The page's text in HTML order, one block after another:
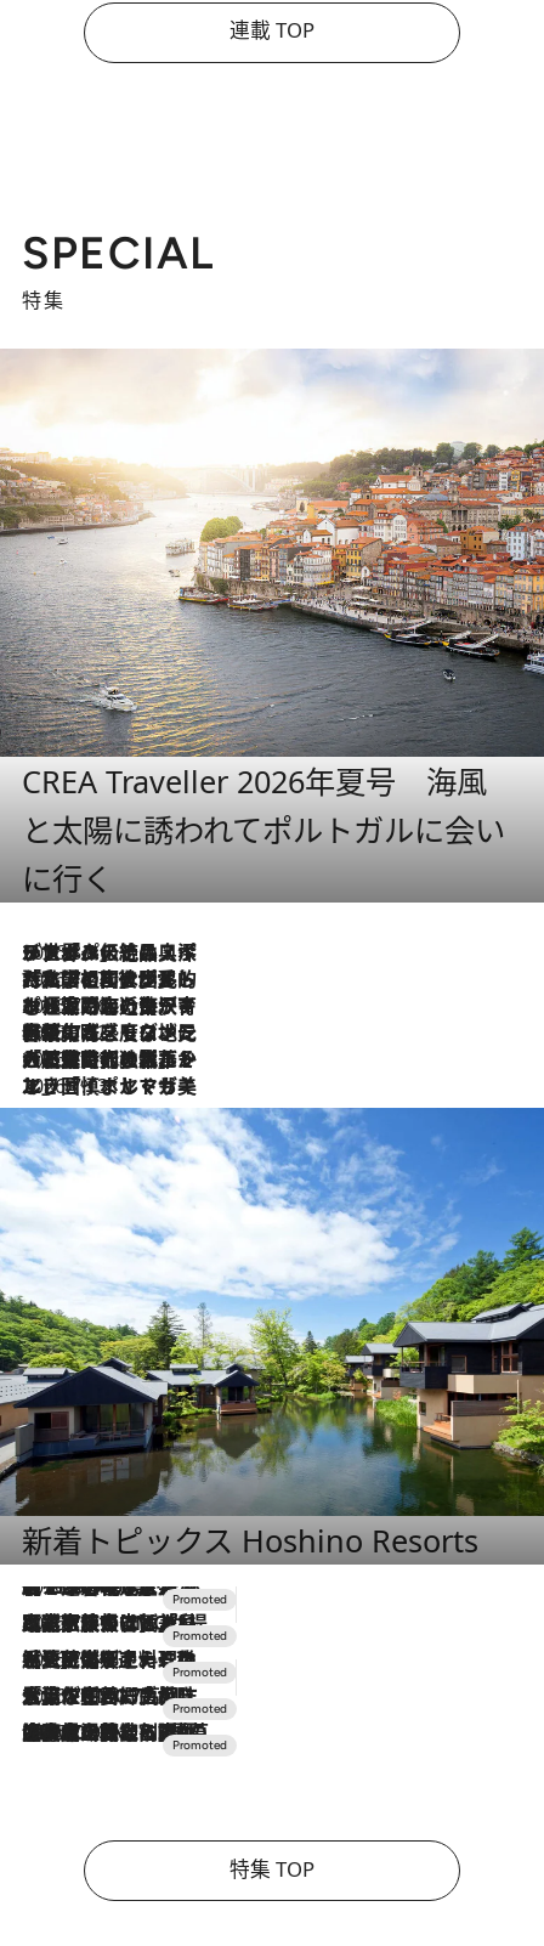
連載 TOP
SPECIAL
特集
CREA Traveller 2026年夏号 海風
と太陽に誘われてポルトガルに会い
に行く
2026.8.8
リスボンの絶品スイーツ「パステル・デ・ナタ」とは？ポルトガル伝統の奥深い世界へ
2026.7.27
「私の祖国はポルトガル語です」国民的詩人フェルナンド・ペソアと、彼が愛した文学の街を歩く
2026.7.26
ポルトガル近海が育む極上の海の幸。キリリと冷えた白ワインと愉しむ、シーフード専門店の贅沢
2026.7.22
伝統の味をモダンに昇華。高感度な地元客が集う、リスボンの最旬ガストロノミー
2026.7.21
大航海時代の栄華から、震災、独裁、そして革命へ。ポルトガル・首都リスボンの石畳に刻まれた「歴史の光と影」
2026.7.13
エッセイ・ヤマザキマリ「慎ましくも美しき国 ポルトガル」
新着トピックス Hoshino Resorts
2026.8.7
【トンボの足水浴】ヒノキの香りに包まれて涼感マックス！約13℃の湧水かけ流しを避暑地「星野温泉 トンボの湯」で体験
2026.7.31
【ホテル帰省】という選択肢をOMOが提案。家族とほどよい距離を保つには「昼は実家、夜は気兼ねなくホテルで！」
2026.7.24
【夏限定ディナーコース】旬を迎える稚鮎や花ズッキーニなどをイタリア・トスカーナの郷土料理の手法で満喫！
2026.7.17
「土佐和ハーブかき氷」がOMO7高知に登場！生姜、山椒、大葉など目にも舌にも涼を呼ぶ郷土の味
2026.7.10
NEW OPEN！【界 草津】名湯の地に誕生。趣の異なる2種の温泉と上州ならではの会席・蕎麦割烹など美食を味わう究極の癒やし旅
特集 TOP